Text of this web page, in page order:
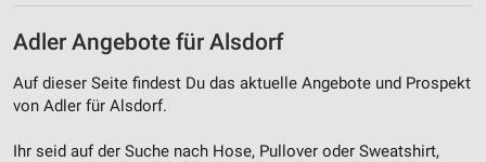
Adler Angebote für Alsdorf
Auf dieser Seite findest Du das aktuelle Angebote und Prospekt
von Adler für Alsdorf.
Ihr seid auf der Suche nach Hose, Pullover oder Sweatshirt,